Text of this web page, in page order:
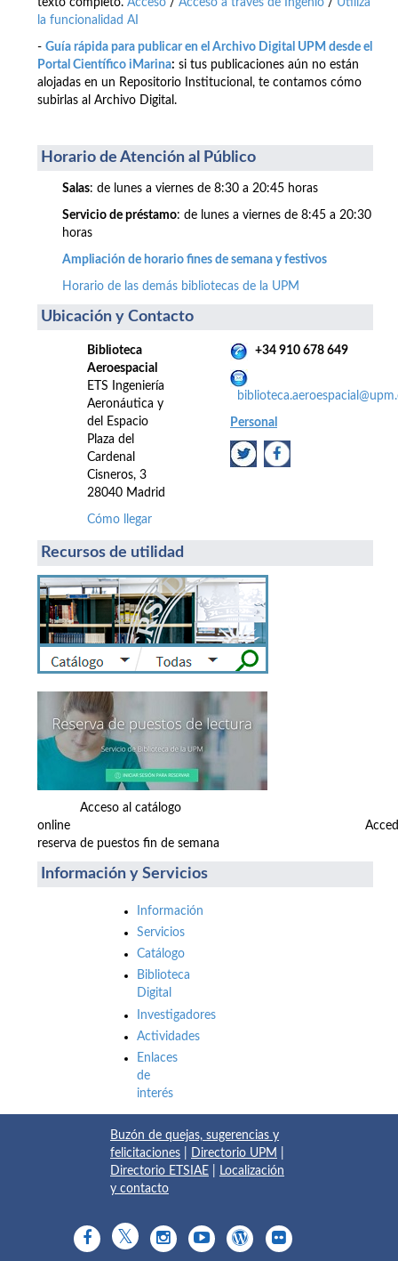
texto completo. Acceso / Acceso a través de Ingenio / Utiliza
la funcionalidad AI
- Guía rápida para publicar en el Archivo Digital UPM desde el
Portal Científico iMarina: si tus publicaciones aún no están
alojadas en un Repositorio Institucional, te contamos cómo
subirlas al Archivo Digital.
Horario de Atención al Público
Salas: de lunes a viernes de 8:30 a 20:45 horas
Servicio de préstamo: de lunes a viernes de 8:45 a 20:30
horas
Ampliación de horario fines de semana y festivos
Horario de las demás bibliotecas de la UPM
Ubicación y Contacto
Biblioteca
Aeroespacial
ETS Ingeniería
Aeronáutica y
del Espacio
Plaza del
Cardenal
Cisneros, 3
28040 Madrid
Cómo llegar
+34 910 678 649
Personal
Recursos de utilidad
Acceso al catálogo
online
reserva de puestos fin de semana
Información y Servicios
Información
Servicios
Catálogo
Biblioteca
Digital
Investigadores
Actividades
Enlaces
de
interés
Buzón de quejas, sugerencias y
felicitaciones
Directorio UPM
Directorio ETSIAE
Localización
y contacto